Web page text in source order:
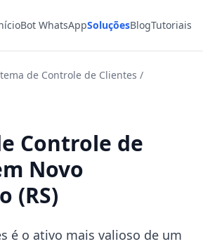
Bot WhatsAppSoluçõesBlogTutoriais
de Controle de Clientes /
Controle de
Novo
(RS)
é o ativo mais valioso de um